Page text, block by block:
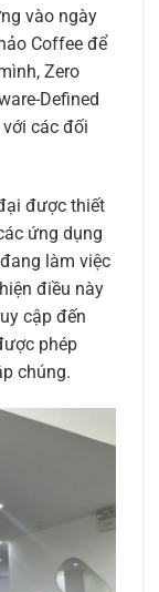
vào ngày
Coffee để
Zero
Defined
với các đối
được thiết
ứng dụng
làm việc
điều này
cập đến
phép
chúng.